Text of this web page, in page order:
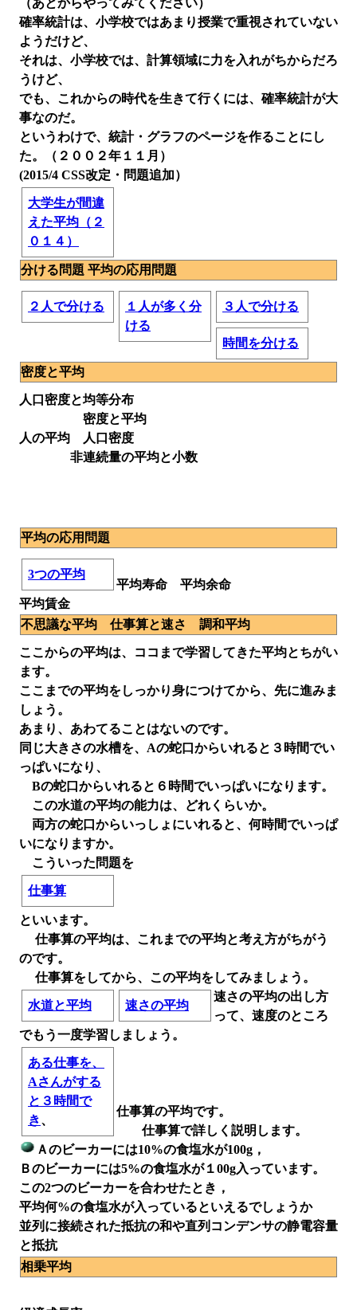
（あとからやってみてください）
確率統計は、小学校ではあまり授業で重視されていない
ようだけど、
それは、小学校では、計算領域に力を入れがちからだろ
うけど、
でも、これからの時代を生きて行くには、確率統計が大
事なのだ。
というわけで、統計・グラフのページを作ることにし
た。（２００２年１１月）
(2015/4 CSS改定・問題追加）
大学生が間違
えた平均（２
０１４）
分ける問題 平均の応用問題
２人で分ける
１人が多く分
ける
３人で分ける
時間を分ける
密度と平均
人口密度と均等分布
密度と平均
人の平均 人口密度
非連続量の平均と小数
平均の応用問題
3つの平均
平均寿命 平均余命
平均賃金
不思議な平均 仕事算と速さ 調和平均
ここからの平均は、ココまで学習してきた平均とちがい
ます。
ここまでの平均をしっかり身につけてから、先に進みま
しょう。
あまり、あわてることはないのです。
同じ大きさの水槽を、Aの蛇口からいれると３時間でい
っぱいになり、
Bの蛇口からいれると６時間でいっぱいになります。
この水道の平均の能力は、どれくらいか。
両方の蛇口からいっしょにいれると、何時間でいっぱ
いになりますか。
こういった問題を
仕事算
といいます。
仕事算の平均は、これまでの平均と考え方がちがう
のです。
仕事算をしてから、この平均をしてみましょう。
水道と平均 速さの平均
速さの平均の出し方
って、速度のところ
でもう一度学習しましょう。
ある仕事を、
Aさんがする
と３時間で
き、
仕事算の平均です。
仕事算で詳しく説明します。
Ａのビーカーには10%の食塩水が100g，
Ｂのビーカーには5%の食塩水が１00g入っています。
この2つのビーカーを合わせたとき，
平均何%の食塩水が入っているといえるでしょうか
並列に接続された抵抗の和や直列コンデンサの静電容量
と抵抗
相乗平均